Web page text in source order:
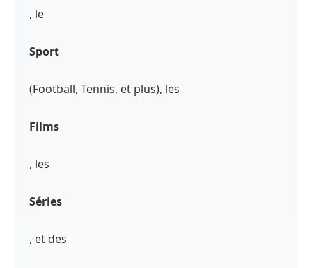
, le
Sport
(Football, Tennis, et plus), les
Films
, les
Séries
, et des